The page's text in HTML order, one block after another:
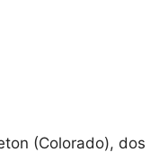
(Colorado), dos